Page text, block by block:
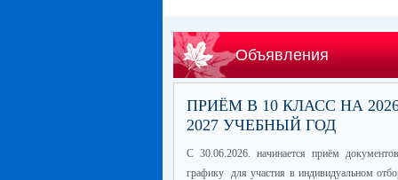
Объявления
ПРИЁМ В 10 КЛАСС НА
2027 УЧЕБНЫЙ ГОД
С 30.06.2026. начинается приём
графику для участия в индивидуальном